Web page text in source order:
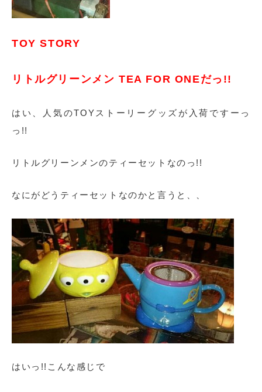
TOY STORY
リトルグリーンメン TEA FOR ONEだっ!!
はい、人気のTOYストーリーグッズが入荷ですーっ
っ!!
リトルグリーンメンのティーセットなのっ!!
なにがどうティーセットなのかと言うと、、
はいっ!!こんな感じで